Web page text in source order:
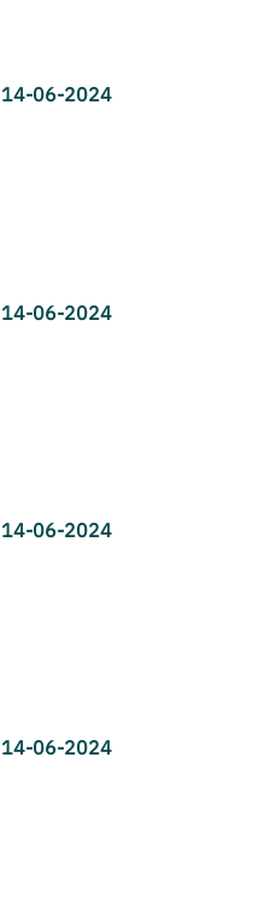
14-06-2024
14-06-2024
14-06-2024
14-06-2024